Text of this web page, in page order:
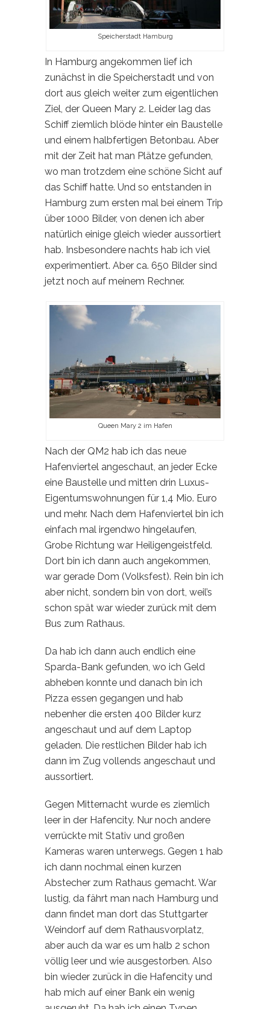
Speicherstadt Hamburg
In Hamburg angekommen lief ich
zunächst in die Speicherstadt und von
dort aus gleich weiter zum eigentlichen
Ziel, der Queen Mary 2. Leider lag das
Schiff ziemlich blöde hinter ein Baustelle
und einem halbfertigen Betonbau. Aber
mit der Zeit hat man Plätze gefunden,
wo man trotzdem eine schöne Sicht auf
das Schiff hatte. Und so entstanden in
Hamburg zum ersten mal bei einem Trip
über 1000 Bilder, von denen ich aber
natürlich einige gleich wieder aussortiert
hab. Insbesondere nachts hab ich viel
experimentiert. Aber ca. 650 Bilder sind
jetzt noch auf meinem Rechner.
Queen Mary 2 im Hafen
Nach der QM2 hab ich das neue
Hafenviertel angeschaut, an jeder Ecke
eine Baustelle und mitten drin Luxus-
Eigentumswohnungen für 1,4 Mio. Euro
und mehr. Nach dem Hafenviertel bin ich
einfach mal irgendwo hingelaufen,
Grobe Richtung war Heiligengeistfeld.
Dort bin ich dann auch angekommen,
war gerade Dom (Volksfest). Rein bin ich
aber nicht, sondern bin von dort, weil’s
schon spät war wieder zurück mit dem
Bus zum Rathaus.
Da hab ich dann auch endlich eine
Sparda-Bank gefunden, wo ich Geld
abheben konnte und danach bin ich
Pizza essen gegangen und hab
nebenher die ersten 400 Bilder kurz
angeschaut und auf dem Laptop
geladen. Die restlichen Bilder hab ich
dann im Zug vollends angeschaut und
aussortiert.
Gegen Mitternacht wurde es ziemlich
leer in der Hafencity. Nur noch andere
verrückte mit Stativ und großen
Kameras waren unterwegs. Gegen 1 hab
ich dann nochmal einen kurzen
Abstecher zum Rathaus gemacht. War
lustig, da fährt man nach Hamburg und
dann findet man dort das Stuttgarter
Weindorf auf dem Rathausvorplatz,
aber auch da war es um halb 2 schon
völlig leer und wie ausgestorben. Also
bin wieder zurück in die Hafencity und
hab mich auf einer Bank ein wenig